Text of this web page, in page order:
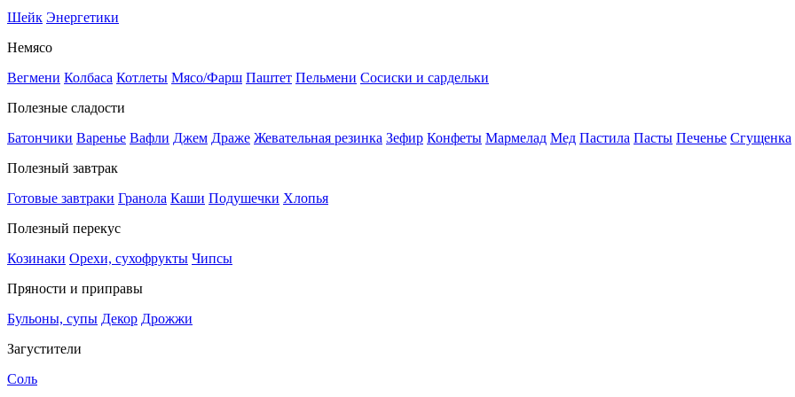
Шейк Энергетики
Немясо
Вегмени Колбаса Котлеты Мясо/Фарш Паштет Пельмени Сосиски и сардельки
Полезные сладости
Батончики Варенье Вафли Джем Драже Жевательная резинка Зефир Конфеты Мармелад Мед Пастила Пасты Печенье Сгущенка
Полезный завтрак
Готовые завтраки Гранола Каши Подушечки Хлопья
Полезный перекус
Козинаки Орехи, сухофрукты Чипсы
Пряности и приправы
Бульоны, супы Декор Дрожжи
Загустители
Соль